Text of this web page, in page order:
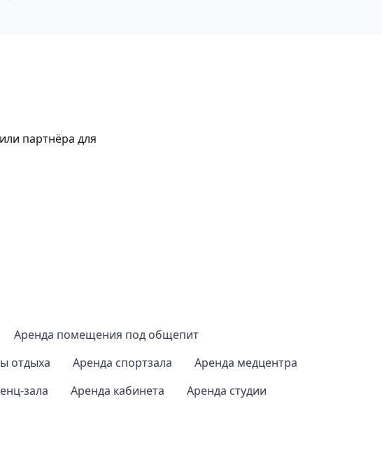
партнёра для
Аренда помещения под общепит
отдыха Аренда спортзала
Аренда медцентра
зала Аренда кабинета
Аренда студии